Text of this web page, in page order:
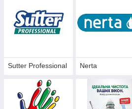
Sutter Professional Nerta